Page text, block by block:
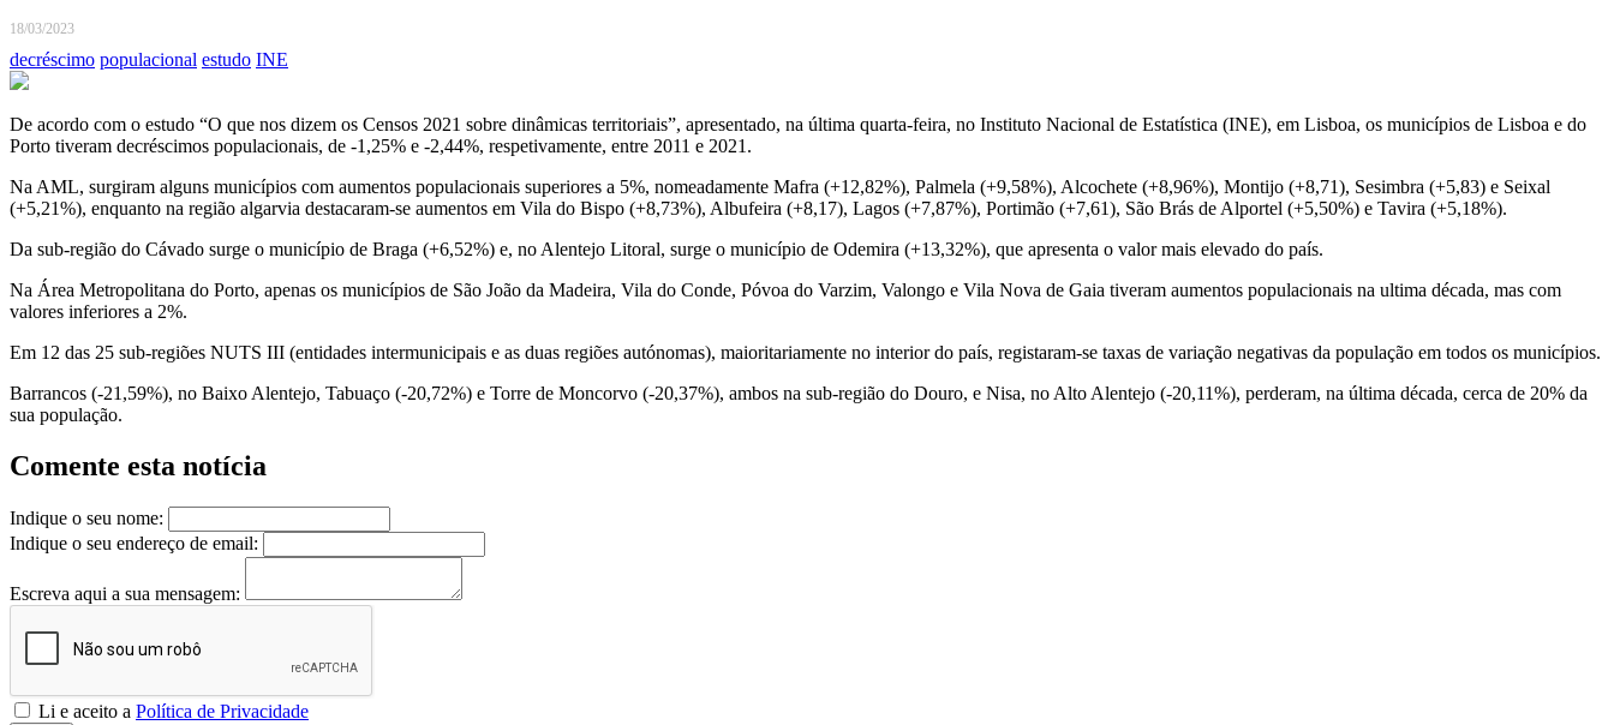
18/03/2023
decréscimo populacional estudo INE
De acordo com o estudo “O que nos dizem os Censos 2021 sobre dinâmicas territoriais”, apresentado, na última quarta-feira, no Instituto Nacional de Estatística (INE), em Lisboa, os municípios de Lisboa e do
Porto tiveram decréscimos populacionais, de -1,25% e -2,44%, respetivamente, entre 2011 e 2021.
Na AML, surgiram alguns municípios com aumentos populacionais superiores a 5%, nomeadamente Mafra (+12,82%), Palmela (+9,58%), Alcochete (+8,96%), Montijo (+8,71), Sesimbra (+5,83) e Seixal
(+5,21%), enquanto na região algarvia destacaram-se aumentos em Vila do Bispo (+8,73%), Albufeira (+8,17), Lagos (+7,87%), Portimão (+7,61), São Brás de Alportel (+5,50%) e Tavira (+5,18%).
Da sub-região do Cávado surge o município de Braga (+6,52%) e, no Alentejo Litoral, surge o município de Odemira (+13,32%), que apresenta o valor mais elevado do país.
Na Área Metropolitana do Porto, apenas os municípios de São João da Madeira, Vila do Conde, Póvoa do Varzim, Valongo e Vila Nova de Gaia tiveram aumentos populacionais na ultima década, mas com
valores inferiores a 2%.
Em 12 das 25 sub-regiões NUTS III (entidades intermunicipais e as duas regiões autónomas), maioritariamente no interior do país, registaram-se taxas de variação negativas da população em todos os municípios.
Barrancos (-21,59%), no Baixo Alentejo, Tabuaço (-20,72%) e Torre de Moncorvo (-20,37%), ambos na sub-região do Douro, e Nisa, no Alto Alentejo (-20,11%), perderam, na última década, cerca de 20% da
sua população.
Comente esta notícia
Indique o seu nome:
Indique o seu endereço de email:
Escreva aqui a sua mensagem:
Li e aceito a Política de Privacidade